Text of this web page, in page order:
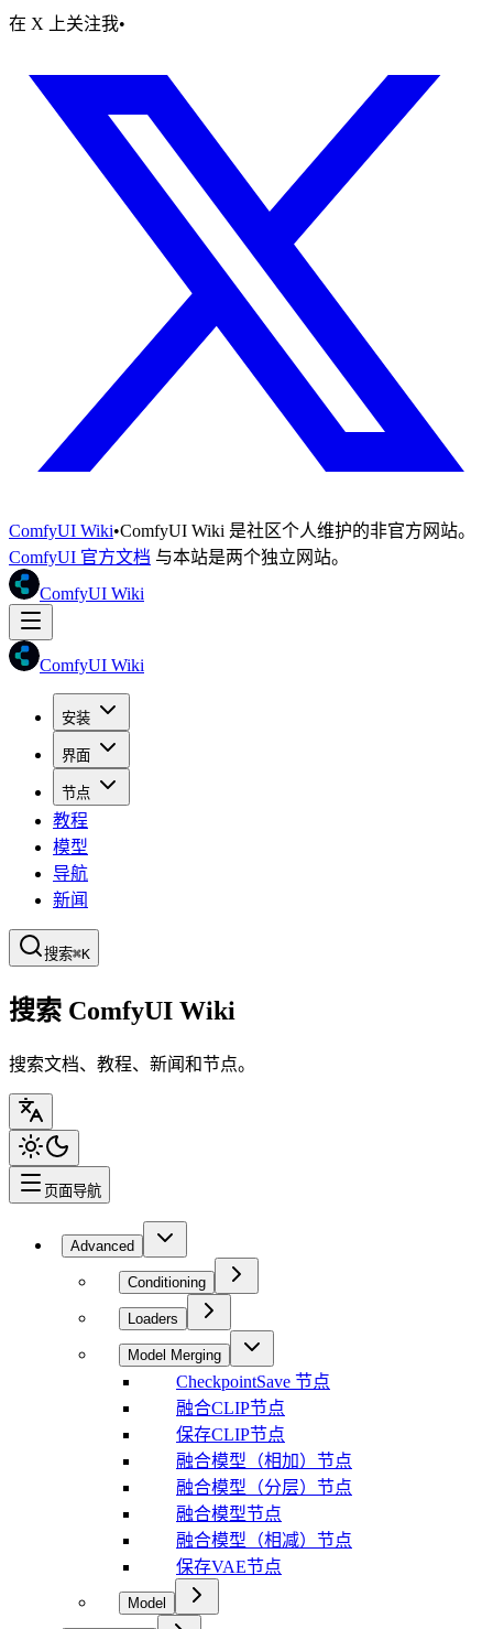
在 X 上关注我•
ComfyUI Wiki•ComfyUI Wiki 是社区个人维护的非官方网站。
ComfyUI 官方文档 与本站是两个独立网站。
ComfyUI Wiki
ComfyUI Wiki
安装
界面
节点
教程
模型
导航
新闻
搜索⌘K
搜索 ComfyUI Wiki
搜索文档、教程、新闻和节点。
页面导航
Advanced
Conditioning
Loaders
Model Merging
CheckpointSave 节点
融合CLIP节点
保存CLIP节点
融合模型（相加）节点
融合模型（分层）节点
融合模型节点
融合模型（相减）节点
保存VAE节点
Model